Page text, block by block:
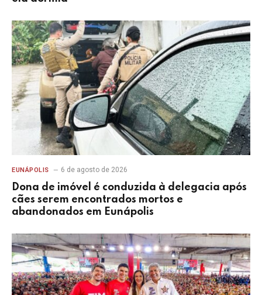
EUNÁPOLIS 6 de agosto de 2026
Dona de imóvel é conduzida à delegacia após
cães serem encontrados mortos e
abandonados em Eunápolis